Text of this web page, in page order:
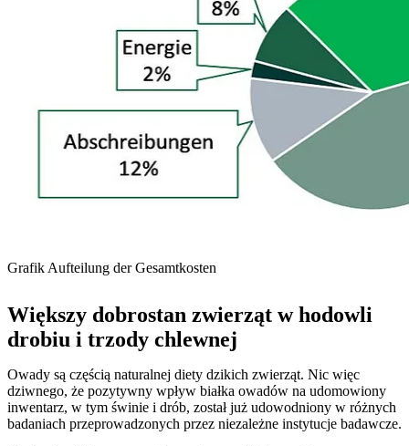
Grafik Aufteilung der Gesamtkosten
Większy dobrostan zwierząt w hodowli
drobiu i trzody chlewnej
Owady są częścią naturalnej diety dzikich zwierząt. Nic więc
dziwnego, że pozytywny wpływ białka owadów na udomowiony
inwentarz, w tym świnie i drób, został już udowodniony w różnych
badaniach przeprowadzonych przez niezależne instytucje badawcze.